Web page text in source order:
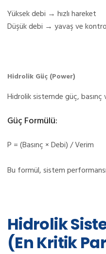
Yüksek debi → hızlı hareket
Düşük debi → yavaş ve
Hidrolik Güç (Power)
Hidrolik sistemde güç, basınç
Güç Formülü:
P = (Basınç × Debi) / Verim
Bu formül, sistem
Hidrolik
(En Kritik